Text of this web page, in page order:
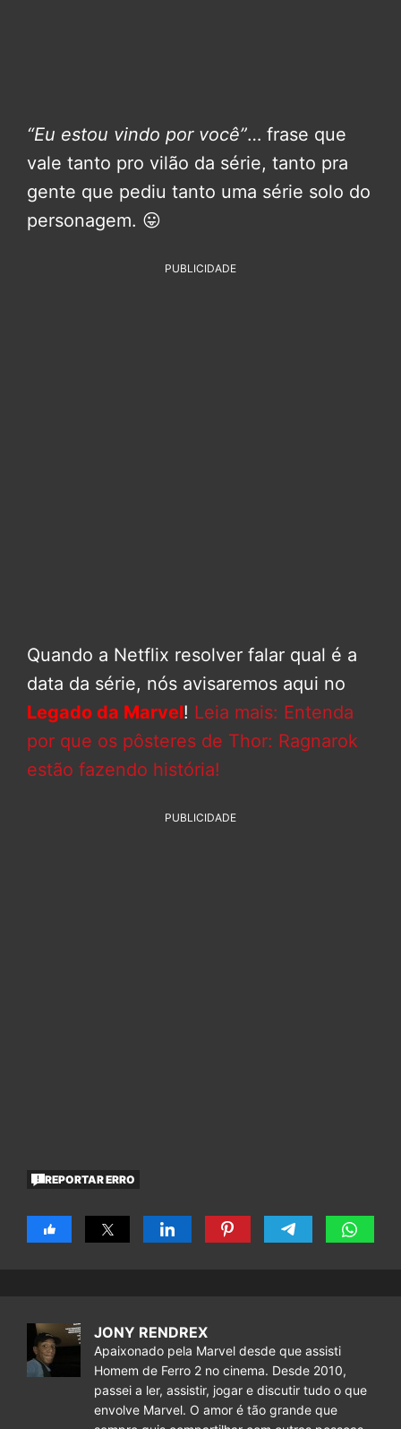
“Eu estou vindo por você”… frase que
vale tanto pro vilão da série, tanto pra
gente que pediu tanto uma série solo do
personagem. 😛
PUBLICIDADE
Quando a Netflix resolver falar qual é a
data da série, nós avisaremos aqui no
Legado da Marvel! Leia mais: Entenda
por que os pôsteres de Thor: Ragnarok
estão fazendo história!
PUBLICIDADE
REPORTAR ERRO
JONY RENDREX
Apaixonado pela Marvel desde que assisti
Homem de Ferro 2 no cinema. Desde 2010,
passei a ler, assistir, jogar e discutir tudo o que
envolve Marvel. O amor é tão grande que